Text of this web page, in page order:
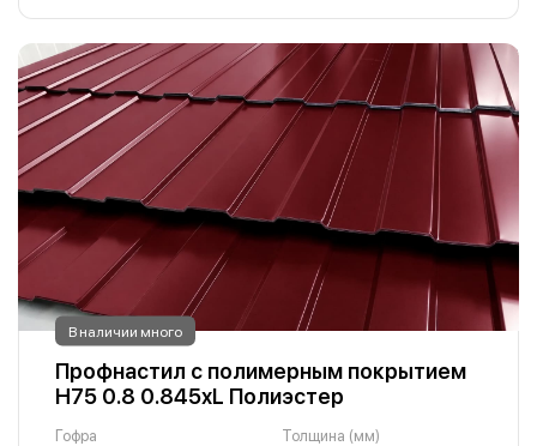
В наличии много
Профнастил с полимерным покрытием
Н75 0.8 0.845хL Полиэстер
Гофра
Толщина (мм)